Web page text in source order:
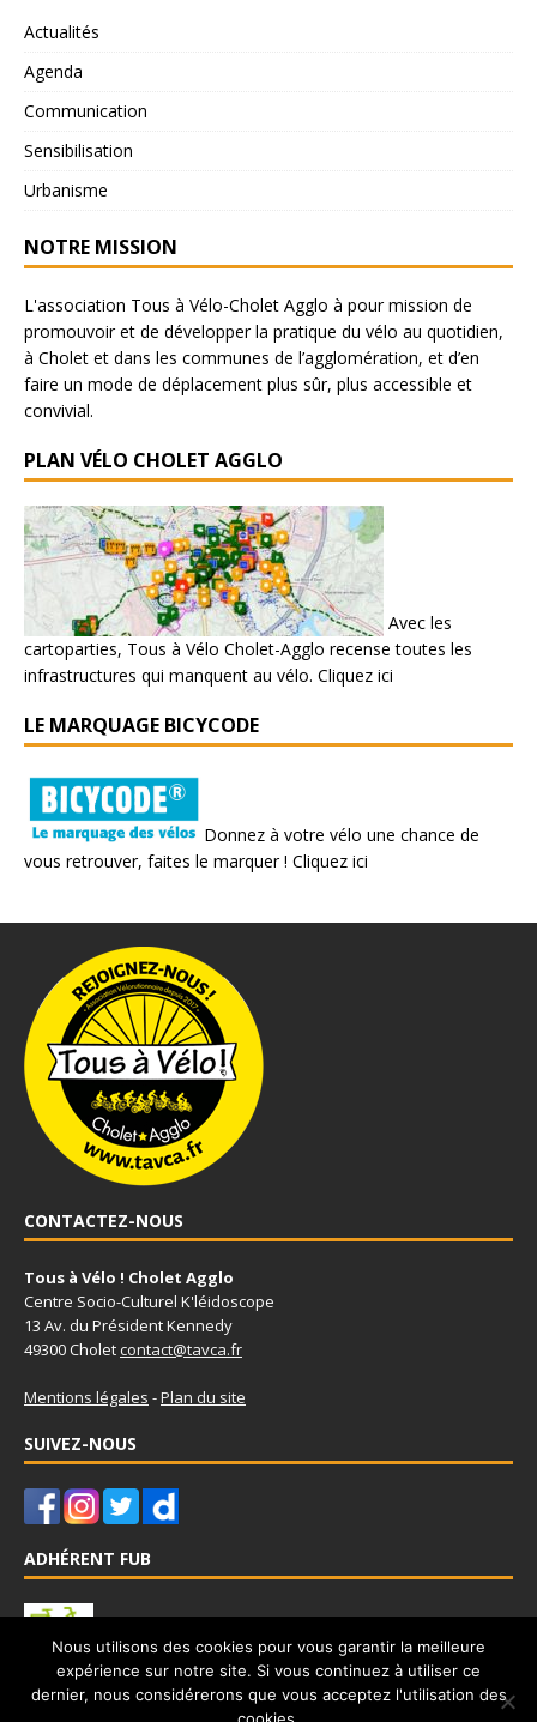
Actualités
Agenda
Communication
Sensibilisation
Urbanisme
NOTRE MISSION
L'association Tous à Vélo-Cholet Agglo à pour mission de
promouvoir et de développer la pratique du vélo au quotidien,
à Cholet et dans les communes de l’agglomération, et d’en
faire un mode de déplacement plus sûr, plus accessible et
convivial.
PLAN VÉLO CHOLET AGGLO
Avec les
cartoparties, Tous à Vélo Cholet-Agglo recense toutes les
infrastructures qui manquent au vélo. Cliquez ici
LE MARQUAGE BICYCODE
Donnez à votre vélo une chance de
vous retrouver, faites le marquer ! Cliquez ici
CONTACTEZ-NOUS
Tous à Vélo ! Cholet Agglo
Centre Socio-Culturel K'léidoscope
13 Av. du Président Kennedy
49300 Choletcontact@tavca.fr
Mentions légales -Plan du site
SUIVEZ-NOUS
ADHÉRENT FUB
Tous à Vélo - Cholet Agglo est adhérent à la Fédération Française
des Usagers de la Bicyclettewww.fub.fr
Nous utilisons des cookies pour vous garantir la meilleure
expérience sur notre site. Si vous continuez à utiliser ce
dernier, nous considérerons que vous acceptez l'utilisation des